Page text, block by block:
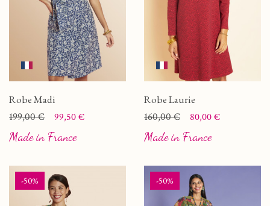
Robe Madi
Prix
Prix de base
199,00 € 99,50 €
Made in France
Robe Laurie
Prix
Prix de base
160,00 € 80,00 €
Made in France
-50% -50%